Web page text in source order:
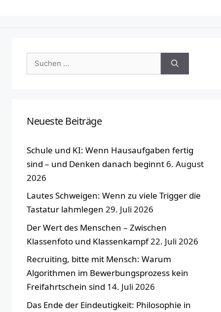
Suchen
nach:
Neueste Beiträge
Schule und KI: Wenn Hausaufgaben fertig
sind – und Denken danach beginnt 6. August
2026
Lautes Schweigen: Wenn zu viele Trigger die
Tastatur lahmlegen 29. Juli 2026
Der Wert des Menschen – Zwischen
Klassenfoto und Klassenkampf22. Juli 2026
Recruiting, bitte mit Mensch: Warum
Algorithmen im Bewerbungsprozess kein
Freifahrtschein sind 14. Juli 2026
Das Ende der Eindeutigkeit: Philosophie in